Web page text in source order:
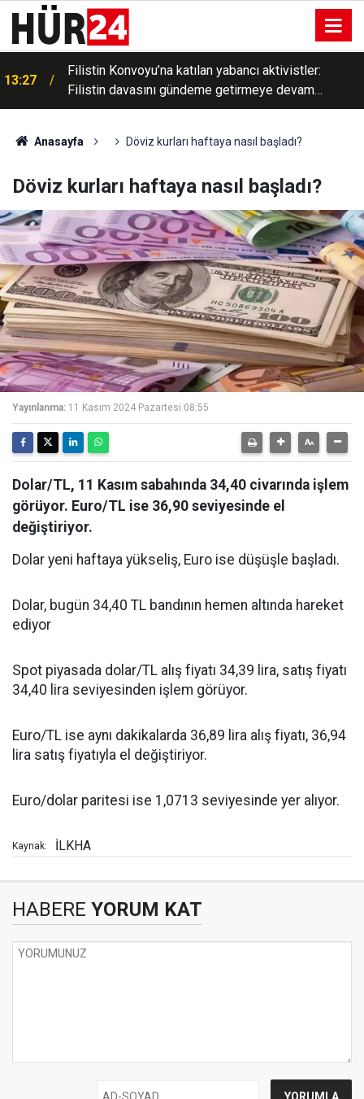
13:27
Filistin Konvoyu’na katılan yabancı aktivistler:
Filistin davasını gündeme getirmeye devam
edeceğiz
Anasayfa Döviz kurları haftaya nasıl başladı?
Döviz kurları haftaya nasıl başladı?
Yayınlanma: 11 Kasım 2024 Pazartesi 08:55
Dolar/TL, 11 Kasım sabahında 34,40 civarında işlem
görüyor. Euro/TL ise 36,90 seviyesinde el
değiştiriyor.
Dolar yeni haftaya yükseliş, Euro ise düşüşle başladı.
Dolar, bugün 34,40 TL bandının hemen altında hareket
ediyor
Spot piyasada dolar/TL alış fiyatı 34,39 lira, satış fiyatı
34,40 lira seviyesinden işlem görüyor.
Euro/TL ise aynı dakikalarda 36,89 lira alış fiyatı, 36,94
lira satış fiyatıyla el değiştiriyor.
Euro/dolar paritesi ise 1,0713 seviyesinde yer alıyor.
Kaynak: İLKHA
HABERE YORUM KAT